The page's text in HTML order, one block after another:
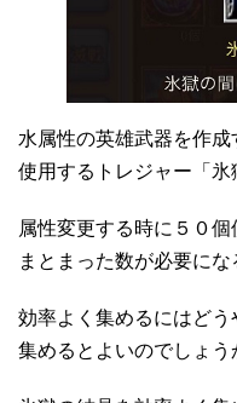
水属性の英雄武器を作成
使用するトレジャー「氷
属性変更する時に５０
まとまった数が必要にな
効率よく集めるにはどう
集めるとよいのでしょう